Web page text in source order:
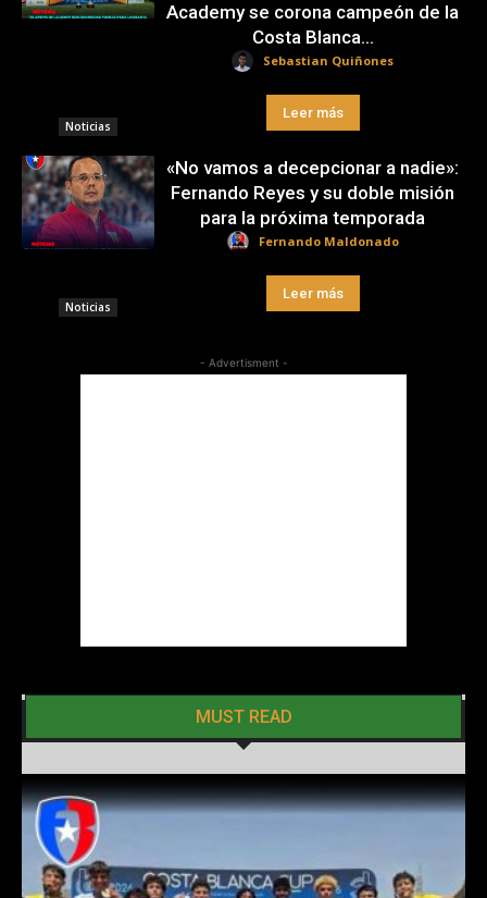
Noticias
Academy se corona campeón de la
Costa Blanca...
Sebastian Quiñones
Leer más
Noticias
«No vamos a decepcionar a nadie»:
Fernando Reyes y su doble misión
para la próxima temporada
Fernando Maldonado
Leer más
- Advertisment -
MUST READ